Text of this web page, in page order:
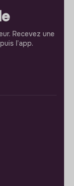
Recevez une
l’app.